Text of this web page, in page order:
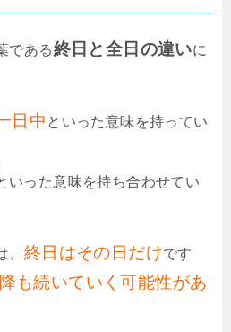
である終日と全日の違いに
日中 といった意味を持ってい
いった意味を持ち合わせてい
終日はその日だけです
も続いていく可能性があ